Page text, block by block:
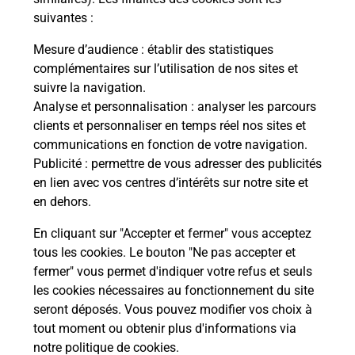
suivantes :
Mesure d’audience : établir des statistiques
complémentaires sur l’utilisation de nos sites et
suivre la navigation.
Analyse et personnalisation : analyser les parcours
clients et personnaliser en temps réel nos sites et
communications en fonction de votre navigation.
Publicité : permettre de vous adresser des publicités
en lien avec vos centres d’intérêts sur notre site et
en dehors.
En cliquant sur "Accepter et fermer" vous acceptez
tous les cookies. Le bouton "Ne pas accepter et
fermer" vous permet d'indiquer votre refus et seuls
les cookies nécessaires au fonctionnement du site
seront déposés. Vous pouvez modifier vos choix à
tout moment ou obtenir plus d'informations via
notre politique de cookies.
Itinéraire
Boîte aux Lettres La Poste
Collecte du courrier aujourd'hui à 07h30
Rue Des Marais
28360
Prunay Le Gillon
Itinéraire
Le lien s'ouvre dans un nouvel onglet
Localiser Liste Boîtes aux lettres
Eure-et-Loir
Prunay Le Gillon